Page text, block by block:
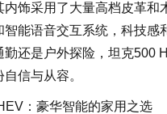
内饰采用了大量高档皮革和
智能语音交互系统，科技感
勤还是户外探险，坦克500
信与从容。
：豪华智能的家用之选